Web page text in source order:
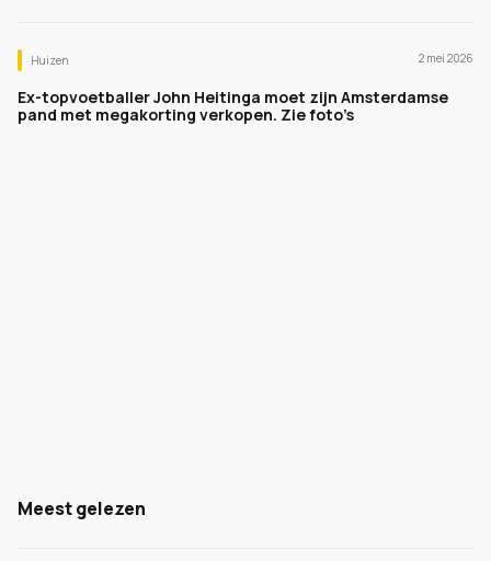
Huizen 2 mei 2026
Ex-topvoetballer John Heitinga moet zijn Amsterdamse
pand met megakorting verkopen. Zie foto’s
Meest gelezen